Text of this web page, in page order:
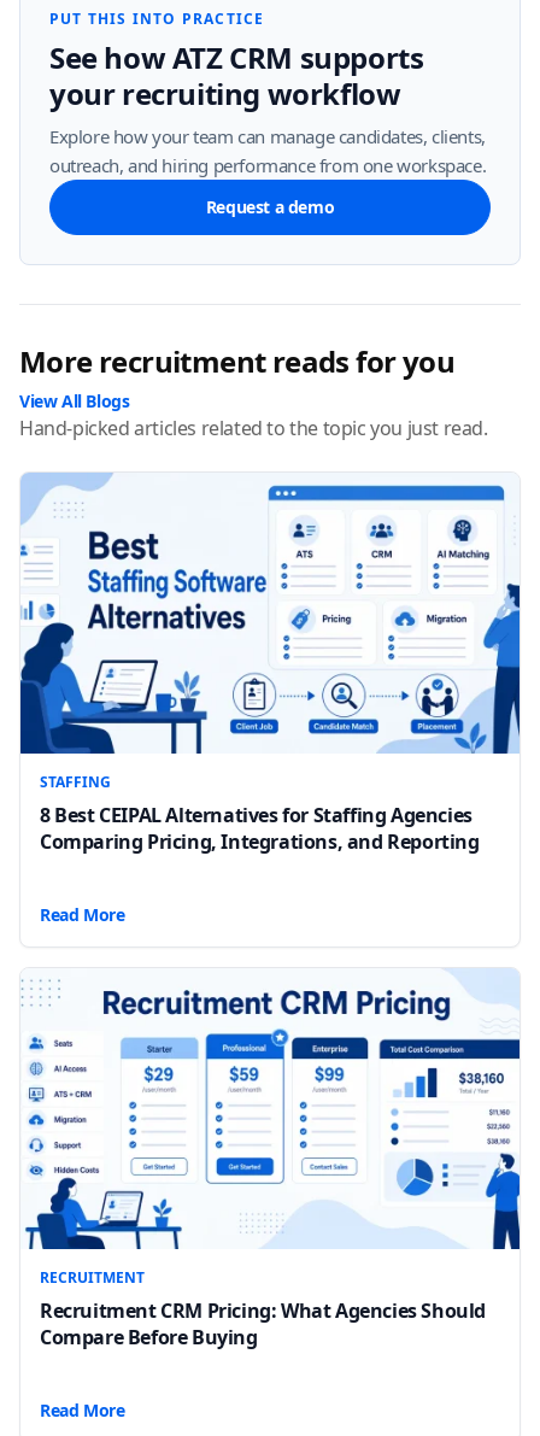
PUT THIS INTO PRACTICE
See how ATZ CRM supports
your recruiting workflow
Explore how your team can manage candidates, clients,
outreach, and hiring performance from one workspace.
Request a demo
More recruitment reads for you
View All Blogs
Hand-picked articles related to the topic you just read.
STAFFING
8 Best CEIPAL Alternatives for Staffing Agencies
Comparing Pricing, Integrations, and Reporting
Read More
RECRUITMENT
Recruitment CRM Pricing: What Agencies Should
Compare Before Buying
Read More